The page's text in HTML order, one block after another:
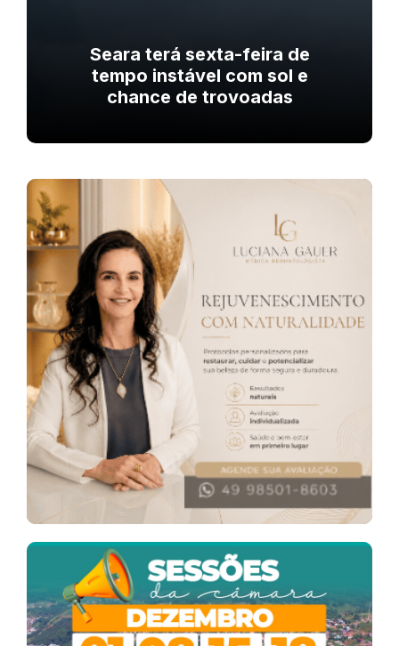
Seara terá sexta-feira de
tempo instável com sol e
chance de trovoadas